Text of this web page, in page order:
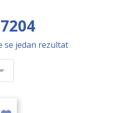
7204
se jedan rezultat